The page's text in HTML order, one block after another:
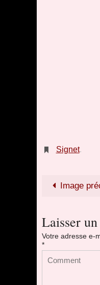
Signet.
Image
Laisser
Votre adresse e-
*